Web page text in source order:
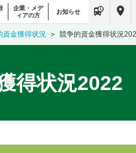
企業・メデ
ィアの方
お知らせ
資金獲得状況 競争的資金獲得状況
得状況2022